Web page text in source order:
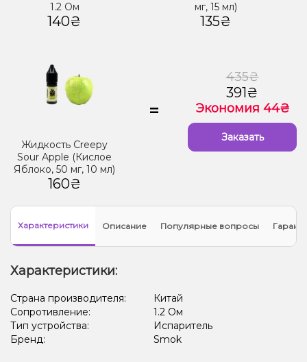
1.2 Ом
140₴
мг, 15 мл)
135₴
Жидкость Creepy
Sour Apple (Кислое
Яблоко, 50 мг, 10 мл)
160₴
=
435₴
391₴
Экономия 44₴
Заказать
Характеристики Описание Популярные вопросы
Характеристики:
Страна производителя:
Китай
Сопротивление:
1.2 Ом
Тип устройства:
Испаритель
Бренд:
Smok